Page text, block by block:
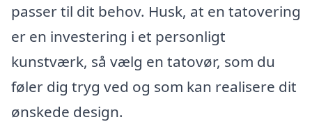
passer til dit behov. Husk, at en tatovering
er en investering i et personligt
kunstværk, så vælg en tatovør, som du
føler dig tryg ved og som kan realisere dit
ønskede design.